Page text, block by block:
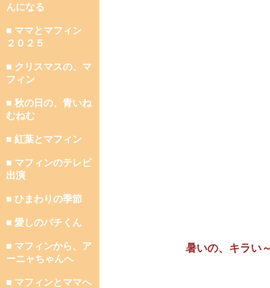
んになる
■ ママとマフィン
２０２５
■ クリスマスの、マ
フィン
■ 秋の日の、青いね
むねむ
■ 紅葉とマフィン
■ マフィンのテレビ
出演
■ ひまわりの季節
■ 愛しのパチくん
■ マフィンから、ア
ーニャちゃんへ
■ マフィンとママへ
暑いの、キラい